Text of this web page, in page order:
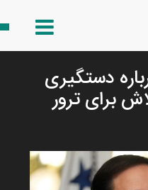
دستگیری
برای ترور